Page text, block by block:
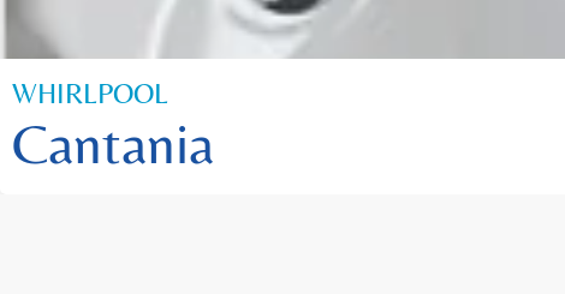
WHIRLPOOL
Cantania